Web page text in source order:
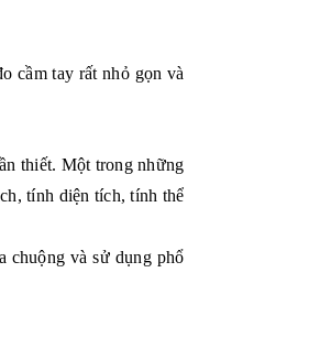
cầm tay rất nhỏ gọn và
thiết. Một trong những
tính diện tích, tính thể
chuộng và sử dụng phổ